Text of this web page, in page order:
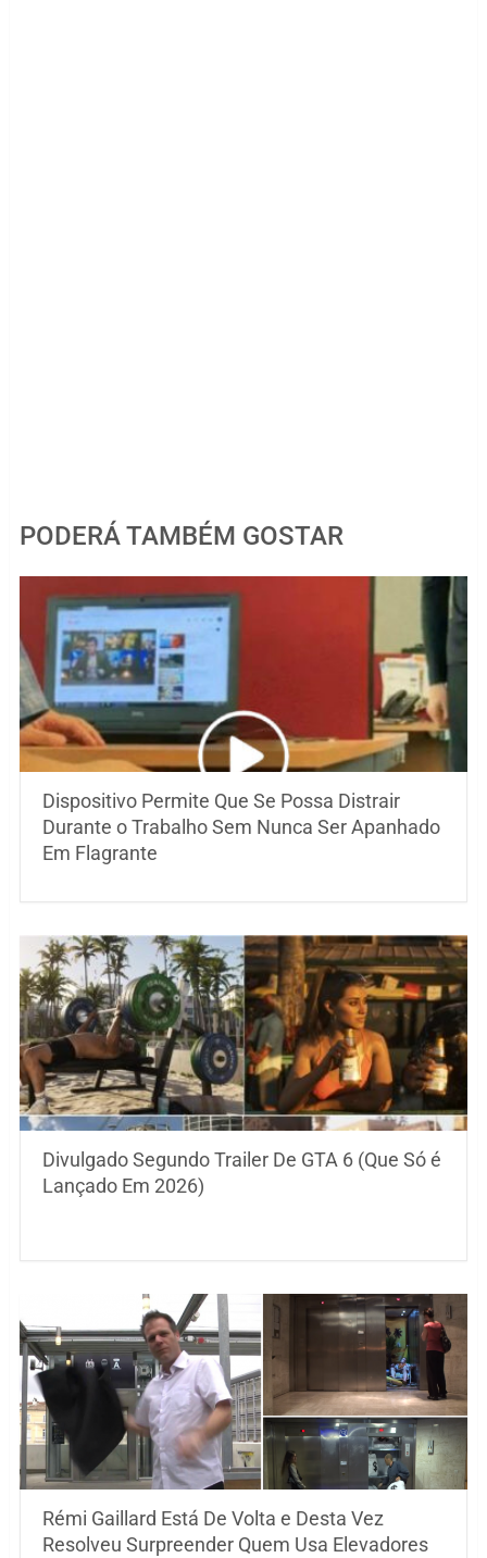
PODERÁ TAMBÉM GOSTAR
Dispositivo Permite Que Se Possa Distrair
Durante o Trabalho Sem Nunca Ser Apanhado
Em Flagrante
Divulgado Segundo Trailer De GTA 6 (Que Só é
Lançado Em 2026)
Rémi Gaillard Está De Volta e Desta Vez
Resolveu Surpreender Quem Usa Elevadores